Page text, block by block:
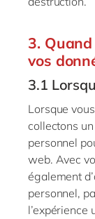
3.
vos
3.1
Lorsque
collectons
personnel
web. Avec
également
personnel,
l’expérience